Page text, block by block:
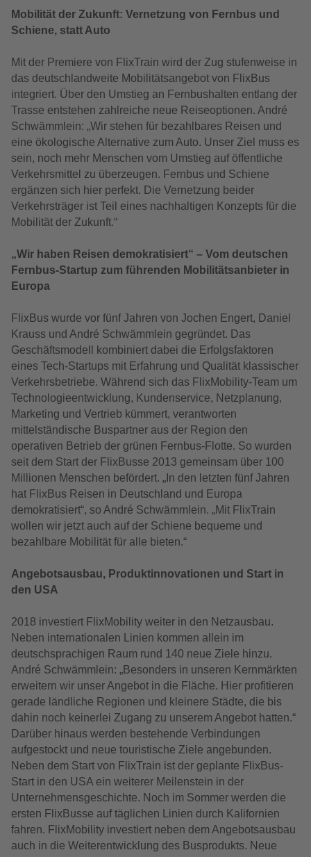
Mobilität der Zukunft: Vernetzung von Fernbus und
Schiene, statt Auto
Mit der Premiere von FlixTrain wird der Zug stufenweise in
das deutschlandweite Mobilitätsangebot von FlixBus
integriert. Über den Umstieg an Fernbushalten entlang der
Trasse entstehen zahlreiche neue Reiseoptionen. André
Schwämmlein: „Wir stehen für bezahlbares Reisen und
eine ökologische Alternative zum Auto. Unser Ziel muss es
sein, noch mehr Menschen vom Umstieg auf öffentliche
Verkehrsmittel zu überzeugen. Fernbus und Schiene
ergänzen sich hier perfekt. Die Vernetzung beider
Verkehrsträger ist Teil eines nachhaltigen Konzepts für die
Mobilität der Zukunft.“
„Wir haben Reisen demokratisiert“ – Vom deutschen
Fernbus-Startup zum führenden Mobilitätsanbieter in
Europa
FlixBus wurde vor fünf Jahren von Jochen Engert, Daniel
Krauss und André Schwämmlein gegründet. Das
Geschäftsmodell kombiniert dabei die Erfolgsfaktoren
eines Tech-Startups mit Erfahrung und Qualität klassischer
Verkehrsbetriebe. Während sich das FlixMobility-Team um
Technologieentwicklung, Kundenservice, Netzplanung,
Marketing und Vertrieb kümmert, verantworten
mittelständische Buspartner aus der Region den
operativen Betrieb der grünen Fernbus-Flotte. So wurden
seit dem Start der FlixBusse 2013 gemeinsam über 100
Millionen Menschen befördert. „In den letzten fünf Jahren
hat FlixBus Reisen in Deutschland und Europa
demokratisiert“, so André Schwämmlein. „Mit FlixTrain
wollen wir jetzt auch auf der Schiene bequeme und
bezahlbare Mobilität für alle bieten.“
Angebotsausbau, Produktinnovationen und Start in
den USA
2018 investiert FlixMobility weiter in den Netzausbau.
Neben internationalen Linien kommen allein im
deutschsprachigen Raum rund 140 neue Ziele hinzu.
André Schwämmlein: „Besonders in unseren Kernmärkten
erweitern wir unser Angebot in die Fläche. Hier profitieren
gerade ländliche Regionen und kleinere Städte, die bis
dahin noch keinerlei Zugang zu unserem Angebot hatten.“
Darüber hinaus werden bestehende Verbindungen
aufgestockt und neue touristische Ziele angebunden.
Neben dem Start von FlixTrain ist der geplante FlixBus-
Start in den USA ein weiterer Meilenstein in der
Unternehmensgeschichte. Noch im Sommer werden die
ersten FlixBusse auf täglichen Linien durch Kalifornien
fahren. FlixMobility investiert neben dem Angebotsausbau
auch in die Weiterentwicklung des Busprodukts. Neue